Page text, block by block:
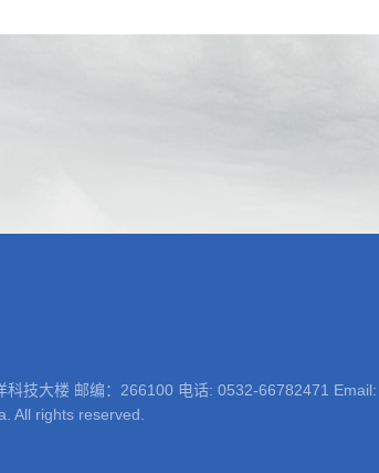
技大楼 邮编：266100 电话: 0532-66782471
All rights reserved.